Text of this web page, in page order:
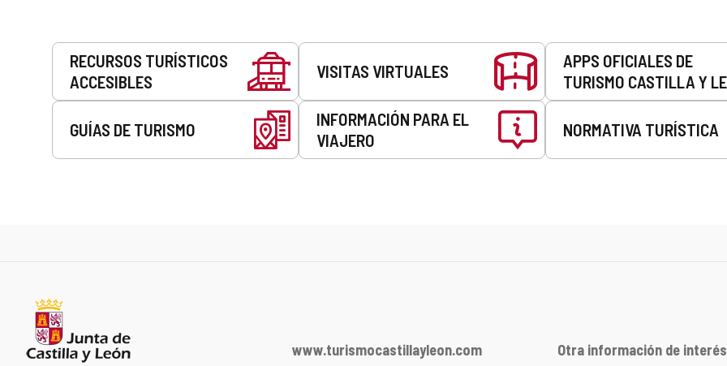
Servicios
RECURSOS TURÍSTICOS
ACCESIBLES
VISITAS VIRTUALES
APPS OFICIALES DE
TURISMO CASTILLA Y
GUÍAS DE TURISMO
INFORMACIÓN PARA EL
VIAJERO
NORMATIVA TURÍSTICA
www.turismocastillayleon.com Otra información de interés